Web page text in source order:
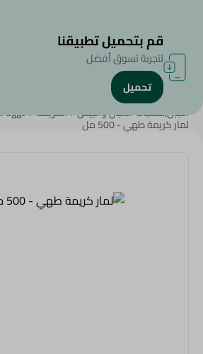
الرئيسية/المربى والعسل والأطعمة القابلة
الجبن,منتجات الألبان والبيض/الكريمة/
Eggs
لمار كريمة طهي - 500 مل
قم بتحميل تطبيقنا
لتجربة تسوق أفضل
تحميل